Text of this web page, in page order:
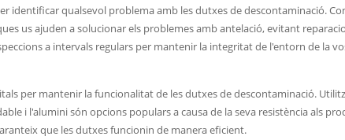
identificar qualsevol problema amb les dutxes de descontaminació.
us ajuden a solucionar els problemes amb antelació, evitant
a intervals regulars per mantenir la integritat de l'entorn de la
per mantenir la funcionalitat de les dutxes de descontaminació.
i l'alumini són opcions populars a causa de la seva resistència als
que les dutxes funcionin de manera eficient.